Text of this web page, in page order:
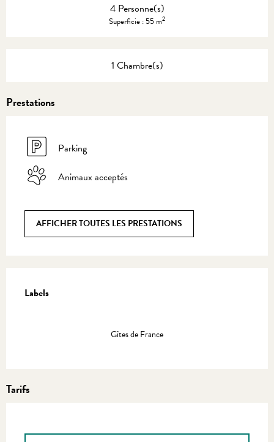
4 Personne(s)
Superficie : 55 m2
1 Chambre(s)
Prestations
Parking
Animaux acceptés
AFFICHER TOUTES LES PRESTATIONS
Labels
Labels
Gîtes de France
Tarifs